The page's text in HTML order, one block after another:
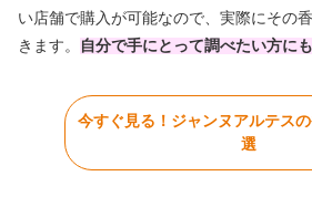
い店舗で購入が可能なので、実際にその
きます。
自分で手にとって調べたい方に
今すぐ見る！ジャンヌアルテス
選